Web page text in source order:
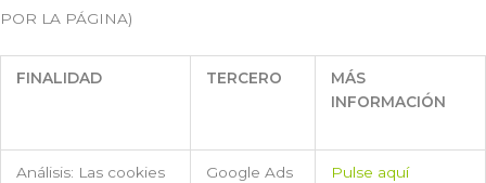
POR LA PÁGINA)
FINALIDAD TERCERO
MÁS
INFORMACIÓN
Análisis: Las cookies
Google Ads Pulse aquí